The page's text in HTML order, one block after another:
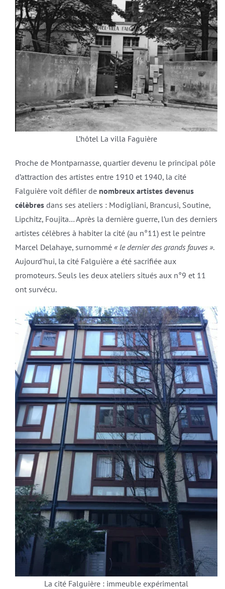
L’hôtel La villa Faguière
Proche de Montparnasse, quartier devenu le principal pôle
d’attraction des artistes entre 1910 et 1940, la cité
Falguière voit défiler de nombreux artistes devenus
célèbresdans ses ateliers : Modigliani, Brancusi, Soutine,
Lipchitz, Foujita… Après la dernière guerre, l’un des derniers
artistes célèbres à habiter la cité (au n°11) est le peintre
Marcel Delahaye, surnommé « le dernier des grands fauves ».
Aujourd’hui, la cité Falguière a été sacrifiée aux
promoteurs. Seuls les deux ateliers situés aux n°9 et 11
ont survécu.
La cité Falguière : immeuble expérimental